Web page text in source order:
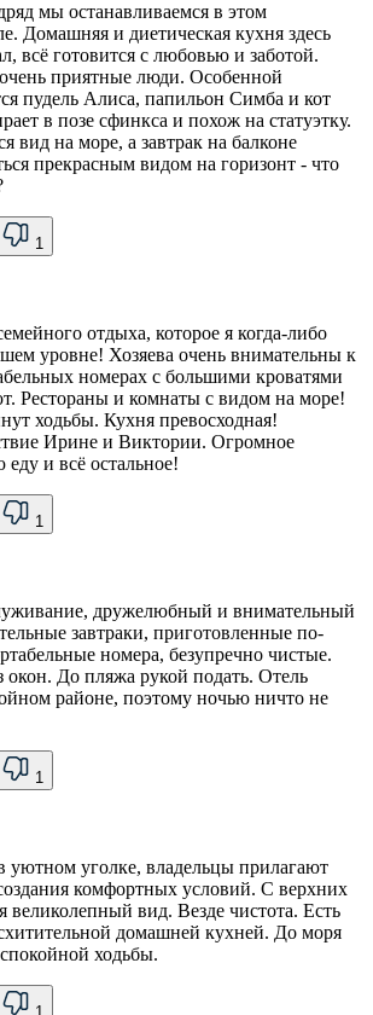
мы останавливаемся в этом
Домашняя и диетическая кухня здесь
всё готовится с любовью и заботой.
приятные люди. Особенной
пудель Алиса, папильон Симба и кот
в позе сфинкса и похож на статуэтку.
вид на море, а завтрак на балконе
прекрасным видом на горизонт - что
1
отдыха, которое я когда-либо
уровне! Хозяева очень внимательны к
номерах с большими кроватями
Рестораны и комнаты с видом на море!
ходьбы. Кухня превосходная!
Ирине и Виктории. Огромное
еду и всё остальное!
1
дружелюбный и внимательный
завтраки, приготовленные по-
номера, безупречно чистые.
До пляжа рукой подать. Отель
районе, поэтому ночью ничто не
1
уютном уголке, владельцы прилагают
комфортных условий. С верхних
великолепный вид. Везде чистота. Есть
домашней кухней. До моря
ходьбы.